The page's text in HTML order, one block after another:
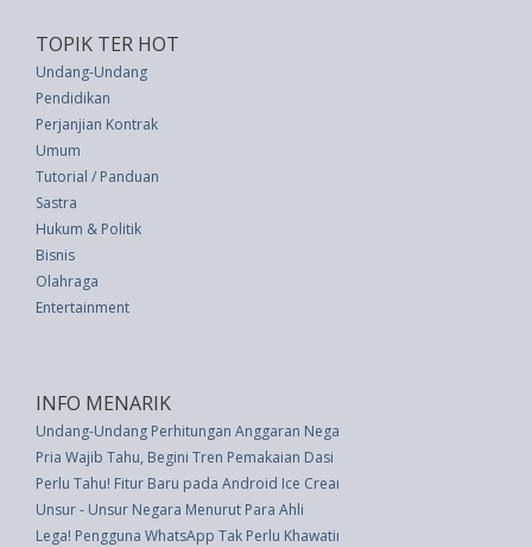
TOPIK TER HOT
Undang-Undang
Pendidikan
Perjanjian Kontrak
Umum
Tutorial / Panduan
Sastra
Hukum & Politik
Bisnis
Olahraga
Entertainment
INFO MENARIK
Undang-Undang Perhitungan Anggaran Negara Tahun 1978/1979 (UU 13
Pria Wajib Tahu, Begini Tren Pemakaian Dasi Sekarang
Perlu Tahu! Fitur Baru pada Android Ice Cream Sandwich
Unsur - Unsur Negara Menurut Para Ahli
Lega! Pengguna WhatsApp Tak Perlu Khawatir Lagi Jika Pesan Hilang